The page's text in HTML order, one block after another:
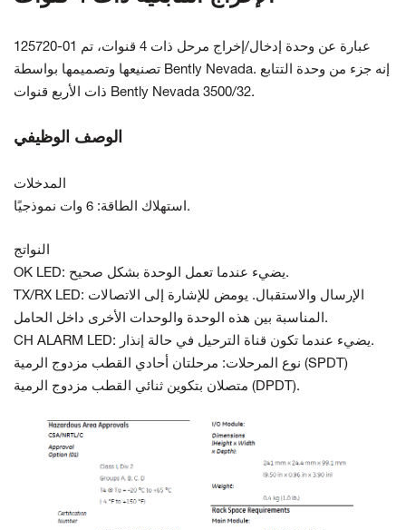
125720-01 عبارة عن وحدة إدخال/إخراج مرحل ذات 4 قنوات، تم
تصنيعها وتصميمها بواسطة Bently Nevada. إنه جزء من وحدة التتابع
ذات الأربع قنوات Bently Nevada 3500/32.
الوصف الوظيفي
المدخلات
استهلاك الطاقة: 6 وات نموذجيًا.
النواتج
OK LED: يضيء عندما تعمل الوحدة بشكل صحيح.
TX/RX LED: الإرسال والاستقبال. يومض للإشارة إلى الاتصالات
المناسبة بين هذه الوحدة والوحدات الأخرى داخل الحامل.
CH ALARM LED: يضيء عندما تكون قناة الترحيل في حالة إنذار.
نوع المرحلات: مرحلتان أحادي القطب مزدوج الرمية (SPDT)
متصلان بتكوين ثنائي القطب مزدوج الرمية (DPDT).